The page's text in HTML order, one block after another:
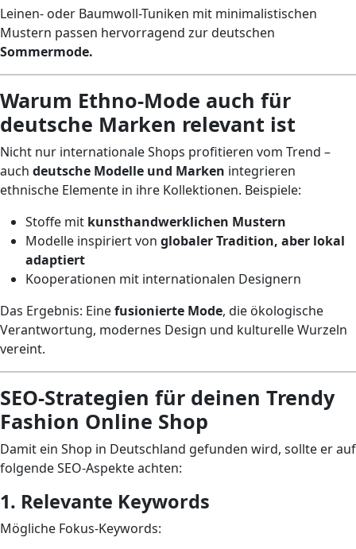
Leinen- oder Baumwoll-Tuniken mit minimalistischen
Mustern passen hervorragend zur deutschen
Sommermode.
Warum Ethno-Mode auch für
deutsche Marken relevant ist
Nicht nur internationale Shops profitieren vom Trend –
auch deutsche Modelle und Marken integrieren
ethnische Elemente in ihre Kollektionen. Beispiele:
Stoffe mit kunsthandwerklichen Mustern
Modelle inspiriert von globaler Tradition, aber lokal
adaptiert
Kooperationen mit internationalen Designern
Das Ergebnis: Einefusionierte Mode, die ökologische
Verantwortung, modernes Design und kulturelle Wurzeln
vereint.
SEO-Strategien für deinen Trendy
Fashion Online Shop
Damit ein Shop in Deutschland gefunden wird, sollte er auf
folgende SEO-Aspekte achten:
1. Relevante Keywords
Mögliche Fokus-Keywords: